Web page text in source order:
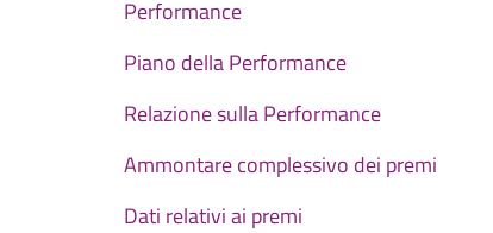
Performance
Piano della Performance
Relazione sulla Performance
Ammontare complessivo dei premi
Dati relativi ai premi